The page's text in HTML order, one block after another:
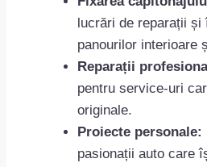
lucrări de reparații
panourilor interioare
Reparații
pentru service-uri
originale.
Proiecte personale:
pasionații auto care